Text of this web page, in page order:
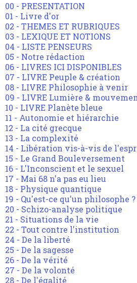
00 - PRESENTATION
01 - Livre d'or
02 - THEMES ET RUBRIQUES
03 - LEXIQUE ET NOTIONS
04 - LISTE PENSEURS
05 - Notre rédaction
06 - LIVRES ICI DISPONIBLES
07 - LIVRE Peuple & création
08 - LIVRE Philosophie à venir
09 - LIVRE Lumière &
10 - LIVRE Planète bleue
11 - Autonomie et hiérarchie
12 - La cité grecque
13 - La complexité
14 - Libération vis-à-vis de
15 - Le Grand Bouleversement
16 - L'Inconscient et le sexuel
17 - Mai 68 n'a pas eu lieu
18 - Physique quantique
19 - Qu'est-ce qu'un philosophe ?
20 - Schizo-analyse politique
21 - Situations de la vie
22 - Tout contre l'institution
24 - De la liberté
25 - De la sagesse
26 - De la vérité
27 - De la volonté
28 - De l'égalité